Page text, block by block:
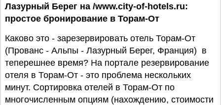
Лазурный Берег на /www.city-of-hotels.ru:
простое бронирование в Торам-От
Каково это - зарезервировать отель Торам-От
(Прованс - Альпы - Лазурный Берег, Франция) в
теперешнее время? На портале резервирование
отеля в Торам-От - это проблема нескольких
минут. Сортировка отелей в Торам-От по
многочисленным опциям (нахождению, стоимости